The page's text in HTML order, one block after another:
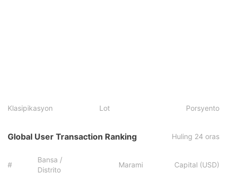
Klasipikasyon Lot Porsyento
Global User Transaction Ranking Huling 24 oras
#
Bansa /
Distrito
Marami Capital (USD)